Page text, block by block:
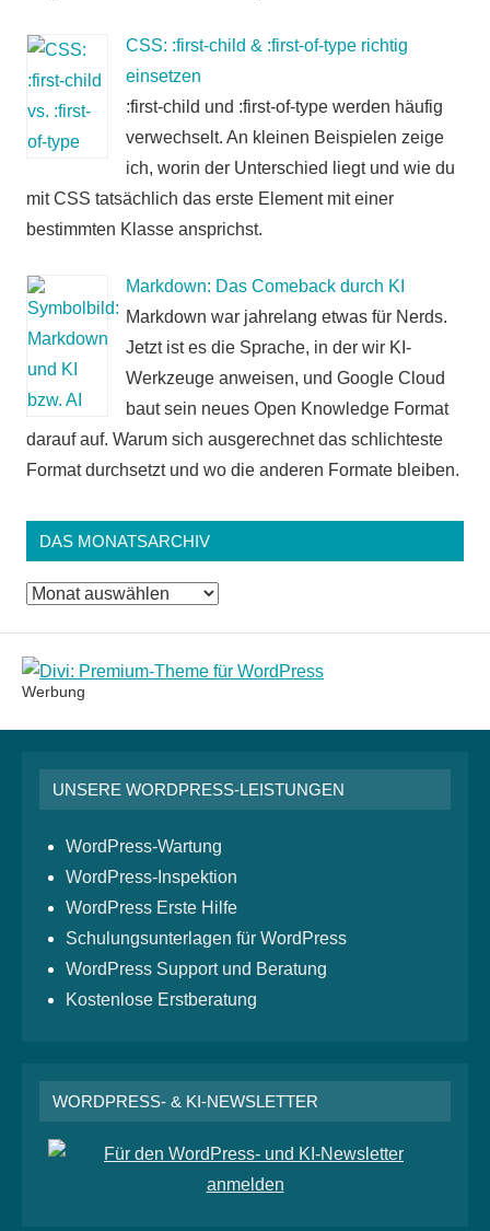
CSS: :first-child & :first-of-type richtig
einsetzen
:first-child und :first-of-type werden häufig
verwechselt. An kleinen Beispielen zeige
ich, worin der Unterschied liegt und wie du
mit CSS tatsächlich das erste Element mit einer
bestimmten Klasse ansprichst.
Markdown: Das Comeback durch KI
Markdown war jahrelang etwas für Nerds.
Jetzt ist es die Sprache, in der wir KI-
Werkzeuge anweisen, und Google Cloud
baut sein neues Open Knowledge Format
darauf auf. Warum sich ausgerechnet das schlichteste
Format durchsetzt und wo die anderen Formate bleiben.
DAS MONATSARCHIV
Das
Werbung
UNSERE WORDPRESS-LEISTUNGEN
WordPress-Wartung
WordPress-Inspektion
WordPress Erste Hilfe
Schulungsunterlagen für WordPress
WordPress Support und Beratung
Kostenlose Erstberatung
WORDPRESS- & KI-NEWSLETTER